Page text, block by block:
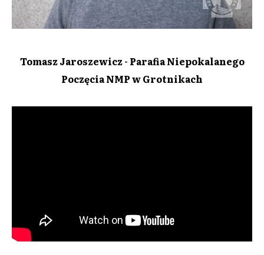
Tomasz Jaroszewicz - Parafia Niepokalanego
Poczęcia NMP w Grotnikach